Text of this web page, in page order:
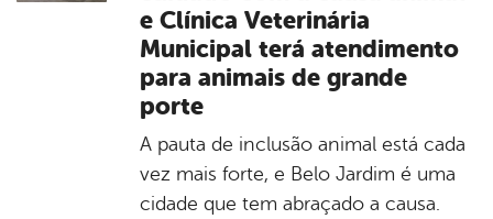
e Clínica Veterinária
Municipal terá atendimento
para animais de grande
porte
A pauta de inclusão animal está cada
vez mais forte, e Belo Jardim é uma
cidade que tem abraçado a causa.